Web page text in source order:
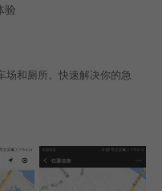
验
场和厕所。快速解决你的急